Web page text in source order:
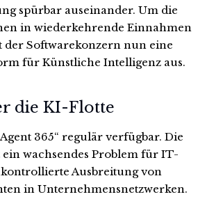
spürbar auseinander. Um die
in wiederkehrende Einnahmen
Softwarekonzern nun eine
für Künstliche Intelligenz aus.
die KI-Flotte
365“ regulär verfügbar. Die
wachsendes Problem für IT-
Ausbreitung von
in Unternehmensnetzwerken.